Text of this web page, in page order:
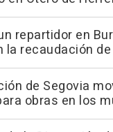
repartidor en
la recaudación
de Segovia
obras en los